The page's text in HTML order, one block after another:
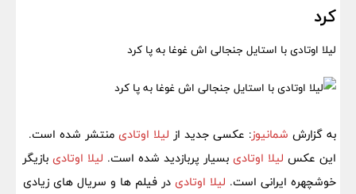
کرد
لیلا اوتادی با استایل جنجالی اش غوغا به پا کرد
به گزارش شمانیوز: عکسی جدید از لیلا اوتادی منتشر شده است.
این عکس لیلا اوتادی بسیار پربازدید شده است. لیلا اوتادی بازیگر
خوشچهره ایرانی است. لیلا اوتادی در فیلم ها و سریال های زیادی